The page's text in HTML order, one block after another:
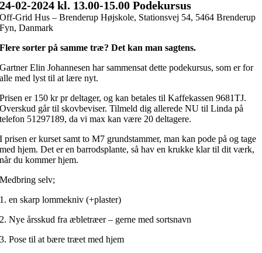
24-02-2024 kl. 13.00-15.00 Podekursus
Off-Grid Hus – Brenderup Højskole, Stationsvej 54, 5464 Brenderup
Fyn, Danmark
Flere sorter på samme træ? Det kan man sagtens.
Gartner Elin Johannesen har sammensat dette podekursus, som er for
alle med lyst til at lære nyt.
Prisen er 150 kr pr deltager, og kan betales til Kaffekassen 9681TJ.
Overskud går til skovbeviser. Tilmeld dig allerede NU til Linda på
telefon 51297189, da vi max kan være 20 deltagere.
I prisen er kurset samt to M7 grundstammer, man kan pode på og tage
med hjem. Det er en barrodsplante, så hav en krukke klar til dit værk,
når du kommer hjem.
Medbring selv;
1. en skarp lommekniv (+plaster)
2. Nye årsskud fra æbletræer – gerne med sortsnavn
3. Pose til at bære træet med hjem